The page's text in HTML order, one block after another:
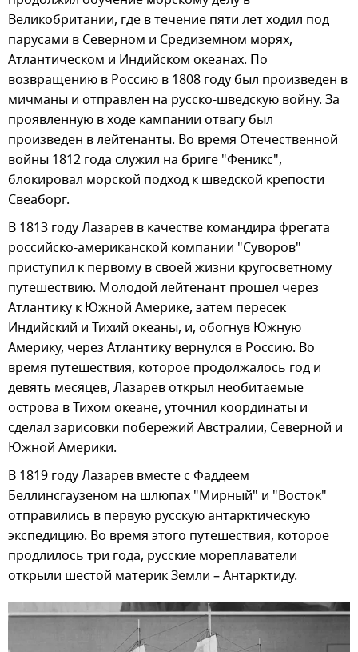
Великобритании, где в течение пяти лет ходил под
парусами в Северном и Средиземном морях,
Атлантическом и Индийском океанах. По
возвращению в Россию в 1808 году был произведен в
мичманы и отправлен на русско-шведскую войну. За
проявленную в ходе кампании отвагу был
произведен в лейтенанты. Во время Отечественной
войны 1812 года служил на бриге "Феникс",
блокировал морской подход к шведской крепости
Свеаборг.
В 1813 году Лазарев в качестве командира фрегата
российско-американской компании "Суворов"
приступил к первому в своей жизни кругосветному
путешествию. Молодой лейтенант прошел через
Атлантику к Южной Америке, затем пересек
Индийский и Тихий океаны, и, обогнув Южную
Америку, через Атлантику вернулся в Россию. Во
время путешествия, которое продолжалось год и
девять месяцев, Лазарев открыл необитаемые
острова в Тихом океане, уточнил координаты и
сделал зарисовки побережий Австралии, Северной и
Южной Америки.
В 1819 году Лазарев вместе с Фаддеем
Беллинсгаузеном на шлюпах "Мирный" и "Восток"
отправились в первую русскую антарктическую
экспедицию. Во время этого путешествия, которое
продлилось три года, русские мореплаватели
открыли шестой материк Земли – Антарктиду.